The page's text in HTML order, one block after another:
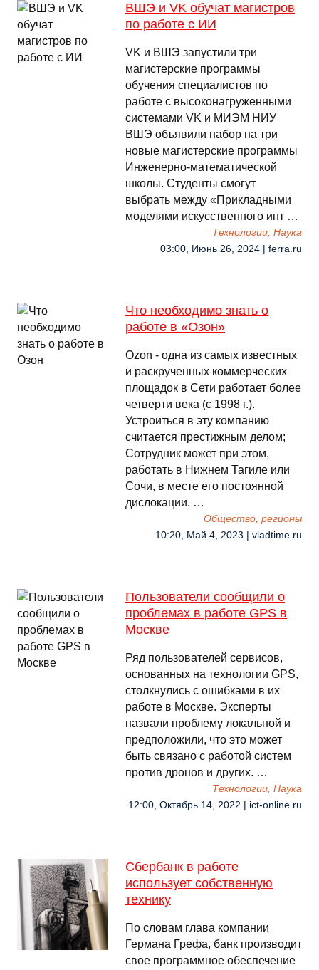
ВШЭ и VK обучат магистров
по работе с ИИ
VK и ВШЭ запустили три
магистерские программы
обучения специалистов по
работе с высоконагруженными
системами VK и МИЭМ НИУ
ВШЭ объявили набор на три
новые магистерские программы
Инженерно-математической
школы. Студенты смогут
выбрать между «Прикладными
моделями искусственного инт …
Технологии, Наука
03:00, Июнь 26, 2024 | ferra.ru
Что необходимо знать о
работе в «Озон»
Ozon - одна из самых известных
и раскрученных коммерческих
площадок в Сети работает более
четверти века (с 1998 г.).
Устроиться в эту компанию
считается престижным делом;
Сотрудник может при этом,
работать в Нижнем Тагиле или
Сочи, в месте его постоянной
дислокации. …
Общество, регионы
10:20, Май 4, 2023 | vladtime.ru
Пользователи сообщили о
проблемах в работе GPS в
Москве
Ряд пользователей сервисов,
основанных на технологии GPS,
столкнулись с ошибками в их
работе в Москве. Эксперты
назвали проблему локальной и
предположили, что это может
быть связано с работой систем
против дронов и других. …
Технологии, Наука
12:00, Октябрь 14, 2022 | ict-online.ru
Сбербанк в работе
использует собственную
технику
По словам глава компании
Германа Грефа, банк производит
свое программное обеспечение